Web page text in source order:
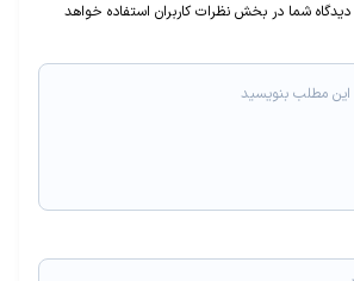
شما در بخش نظرات کاربران استفاده خواهد